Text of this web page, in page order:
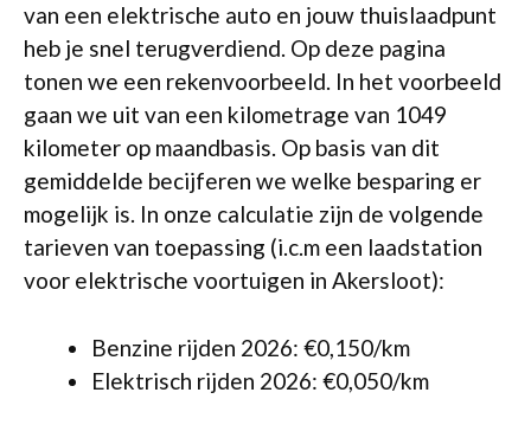
van een elektrische auto en jouw thuislaadpunt
heb je snel terugverdiend. Op deze pagina
tonen we een rekenvoorbeeld. In het voorbeeld
gaan we uit van een kilometrage van 1049
kilometer op maandbasis. Op basis van dit
gemiddelde becijferen we welke besparing er
mogelijk is. In onze calculatie zijn de volgende
tarieven van toepassing (i.c.m een laadstation
voor elektrische voortuigen in Akersloot):
Benzine rijden 2026: €0,150/km
Elektrisch rijden 2026: €0,050/km